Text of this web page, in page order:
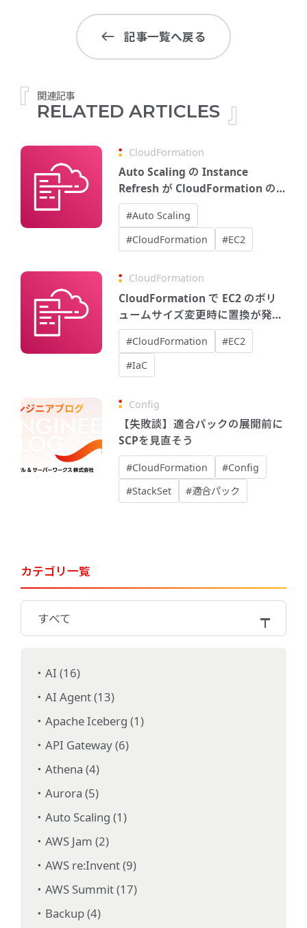
記事一覧へ戻る
関連記事
RELATED ARTICLES
CloudFormation
Auto Scaling の Instance
Refresh が CloudFormation の
UpdatePolicy で書けるようにな
ったので試してみた
#Auto Scaling
#CloudFormation
#EC2
CloudFormation
CloudFormation で EC2 のボリ
ュームサイズ変更時に置換が発生
する理由と対策
#CloudFormation
#EC2
#IaC
Config
【失敗談】適合パックの展開前に
SCPを見直そう
#CloudFormation
#Config
#StackSet
#適合パック
カテゴリ一覧
すべて
AI (16)
AI Agent (13)
Apache Iceberg (1)
API Gateway (6)
Athena (4)
Aurora (5)
Auto Scaling (1)
AWS Jam (2)
AWS re:Invent (9)
AWS Summit (17)
Backup (4)